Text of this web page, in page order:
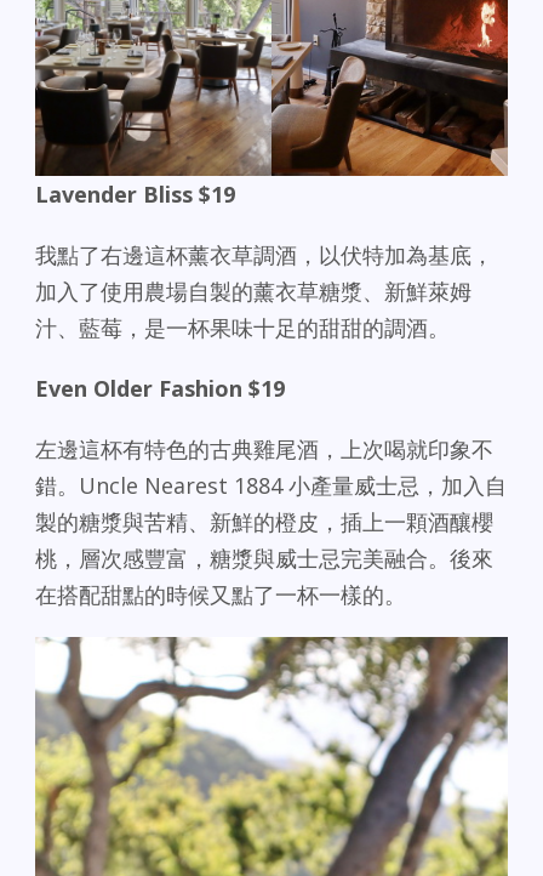
Lavender Bliss $19
我點了右邊這杯薰衣草調酒，以伏特加為基底，
加入了使用農場自製的薰衣草糖漿、新鮮萊姆
汁、藍莓，是一杯果味十足的甜甜的調酒。
Even Older Fashion $19
左邊這杯有特色的古典雞尾酒，上次喝就印象不
錯。Uncle Nearest 1884 小產量威士忌，加入自
製的糖漿與苦精、新鮮的橙皮，插上一顆酒釀櫻
桃，層次感豐富，糖漿與威士忌完美融合。後來
在搭配甜點的時候又點了一杯一樣的。